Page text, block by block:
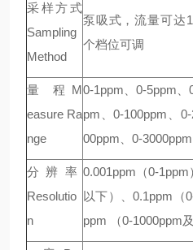
采样方式
Sampling
Method
泵吸式，流量可达
个档位可调
量 程 M
easure Ra
nge
0-1ppm、0-5ppm
pm、0-100ppm、
00ppm、0-
分 辨 率
Resolutio
n
0.001ppm（0-1ppm
以下）、0.1ppm（
ppm （0-1000ppm及